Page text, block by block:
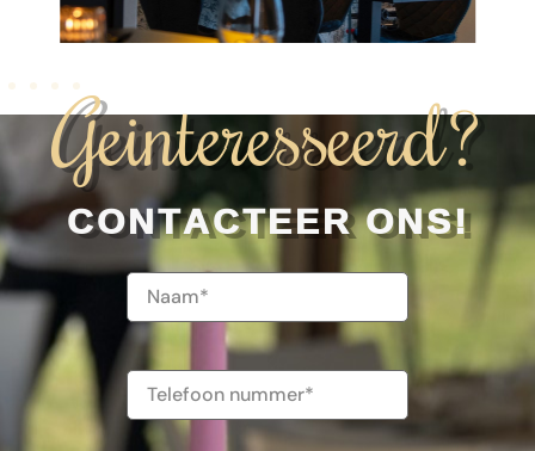
Geinteresseerd?
CONTACTEER ONS!
Naam(Vereist)
Telefoonnummer